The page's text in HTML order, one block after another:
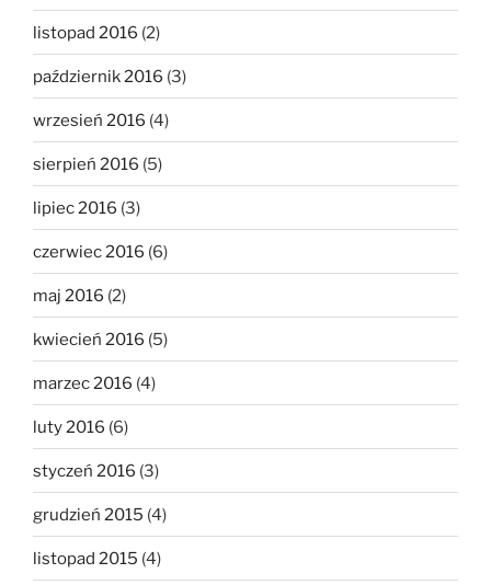
listopad 2016 (2)
październik 2016 (3)
wrzesień 2016 (4)
sierpień 2016 (5)
lipiec 2016 (3)
czerwiec 2016 (6)
maj 2016 (2)
kwiecień 2016 (5)
marzec 2016 (4)
luty 2016 (6)
styczeń 2016 (3)
grudzień 2015 (4)
listopad 2015 (4)